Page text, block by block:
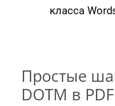
класса
Простые
DOTM в